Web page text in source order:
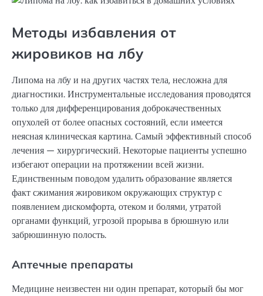
Методы избавления от
жировиков на лбу
Липома на лбу и на других частях тела, несложна для
диагностики. Инструментальные исследования проводятся
только для дифференцирования доброкачественных
опухолей от более опасных состояний, если имеется
неясная клиническая картина. Самый эффективный способ
лечения — хирургический. Некоторые пациенты успешно
избегают операции на протяжении всей жизни.
Единственным поводом удалить образование является
факт сжимания жировиком окружающих структур с
появлением дискомфорта, отеком и болями, утратой
органами функций, угрозой прорыва в брюшную или
забрюшинную полость.
Аптечные препараты
Медицине неизвестен ни один препарат, который бы мог